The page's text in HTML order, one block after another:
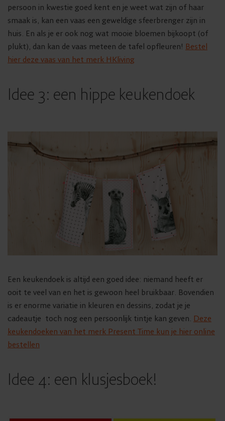
persoon in kwestie goed kent en je weet wat zijn of haar
smaak is, kan een vaas een geweldige sfeerbrenger zijn in
huis. En als je er ook nog wat mooie bloemen bijkoopt (of
plukt), dan kan de vaas meteen de tafel opfleuren! Bestel
hier deze vaas van het merk HKliving
Idee 3: een hippe keukendoek
Een keukendoek is altijd een goed idee: niemand heeft er
ooit te veel van en het is gewoon heel bruikbaar. Bovendien
is er enorme variatie in kleuren en dessins, zodat je je
cadeautje toch nog een persoonlijk tintje kan geven. Deze
keukendoeken van het merk Present Time kun je hier online
bestellen
Idee 4: een klusjesboek!